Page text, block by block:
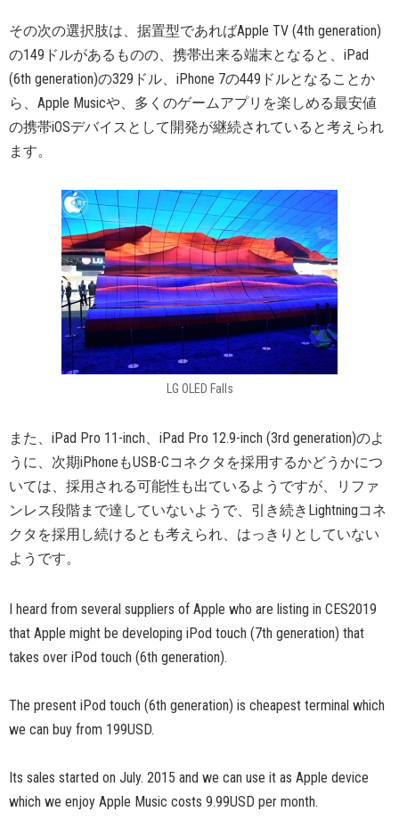
その次の選択肢は、据置型であればApple TV (4th generation)
の149ドルがあるものの、携帯出来る端末となると、iPad
(6th generation)の329ドル、iPhone 7の449ドルとなることか
ら、Apple Musicや、多くのゲームアプリを楽しめる最安値
の携帯iOSデバイスとして開発が継続されていると考えられ
ます。
LG OLED Falls
また、iPad Pro 11-inch、iPad Pro 12.9-inch (3rd generation)のよ
うに、次期iPhoneもUSB-Cコネクタを採用するかどうかにつ
いては、採用される可能性も出ているようですが、リファ
ンレス段階まで達していないようで、引き続きLightningコネ
クタを採用し続けるとも考えられ、はっきりとしていない
ようです。
I heard from several suppliers of Apple who are listing in CES2019
that Apple might be developing iPod touch (7th generation) that
takes over iPod touch (6th generation).
The present iPod touch (6th generation) is cheapest terminal which
we can buy from 199USD.
Its sales started on July. 2015 and we can use it as Apple device
which we enjoy Apple Music costs 9.99USD per month.